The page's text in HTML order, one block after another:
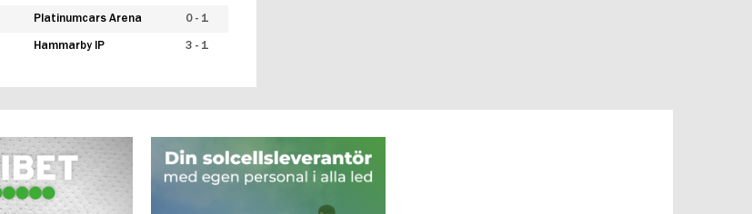
Platinumcars Arena 0 - 1
Hammarby IP 3 - 1